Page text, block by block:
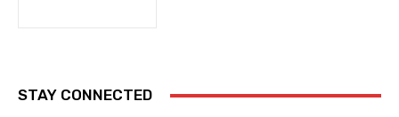
STAY CONNECTED